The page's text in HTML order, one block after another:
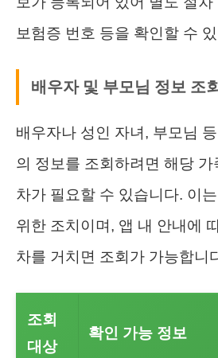
보험증 번호 등을 확인할 수
배우자 및 부모님 정보 조
배우자나 성인 자녀, 부모님
의 정보를 조회하려면 해당 가
차가 필요할 수 있습니다. 이
위한 조치이며, 앱 내 안내에
차를 거치면 조회가 가능합니
조회
대상
확인 가능 정보